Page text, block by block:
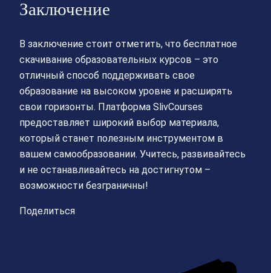
Заключение
В заключение стоит отметить, что бесплатное
скачивание образовательных курсов – это
отличный способ поддерживать свое
образование на высоком уровне и расширять
свои горизонты. Платформа SlivCourses
предоставляет широкий выбор материала,
который станет полезным инструментом в
вашем самообразовании. Учитесь, развивайтесь
и не останавливайтесь на достигнутом –
возможности безграничны!
Поделиться